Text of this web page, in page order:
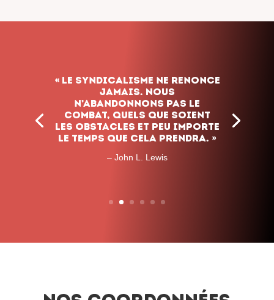
« Le syndicalisme ne renonce
jamais. Nous
n’abandonnons pas le
combat, quels que soient
les obstacles et peu importe
le temps que cela prendra. »
– John L. Lewis